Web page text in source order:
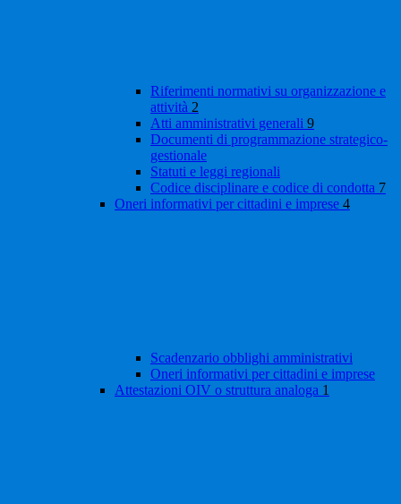
Riferimenti normativi su organizzazione e
attività 2
Atti amministrativi generali 9
Documenti di programmazione strategico-
gestionale
Statuti e leggi regionali
Codice disciplinare e codice di condotta 7
Oneri informativi per cittadini e imprese 4
Scadenzario obblighi amministrativi
Oneri informativi per cittadini e imprese
Attestazioni OIV o struttura analoga 1